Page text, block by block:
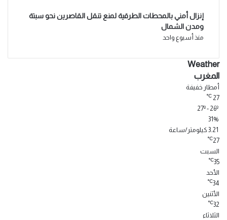
إنزال أمني بالمحطات الطرقية لمنع تنقل القاصرين نحو سبتة
ومدن الشمال
منذ أسبوع واحد
Weather
المغرب
أمطار خفيفة
27
℃
31%
3.21 كيلومتر/ساعة
27
℃
السبت
35
℃
الأحد
34
℃
الأثنين
32
℃
الثلاثاء